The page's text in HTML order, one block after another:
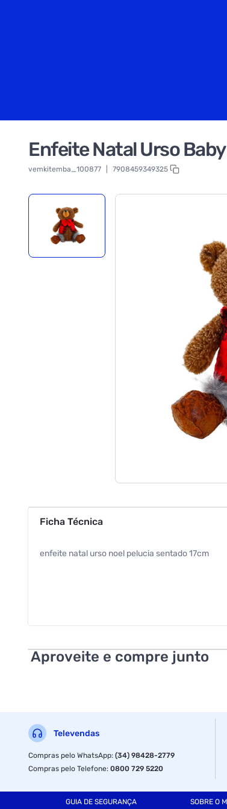
Enfeite Natal Urso
vemkitemba_100877 7908459349325
Ficha Técnica
enfeite natal urso noel pelucia sentado 17cm
Aproveite e compre junto
Televendas
Compras pelo WhatsApp:(34) 98428-2779
Compras pelo Telefone:0800 729 5220
GUIA DE SEGURANÇA SOBRE O